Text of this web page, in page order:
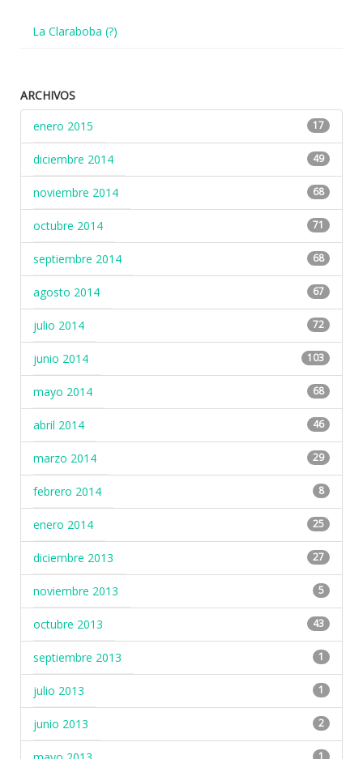
La Claraboba (?)
ARCHIVOS
enero 2015
17
diciembre 2014 49
noviembre 2014 68
octubre 2014 71
septiembre 2014 68
agosto 2014 67
julio 2014 72
junio 2014 103
mayo 2014 68
abril 2014 46
marzo 2014 29
febrero 2014 8
enero 2014 25
diciembre 2013 27
noviembre 2013 5
octubre 2013 43
septiembre 2013 1
julio 2013 1
junio 2013 2
1